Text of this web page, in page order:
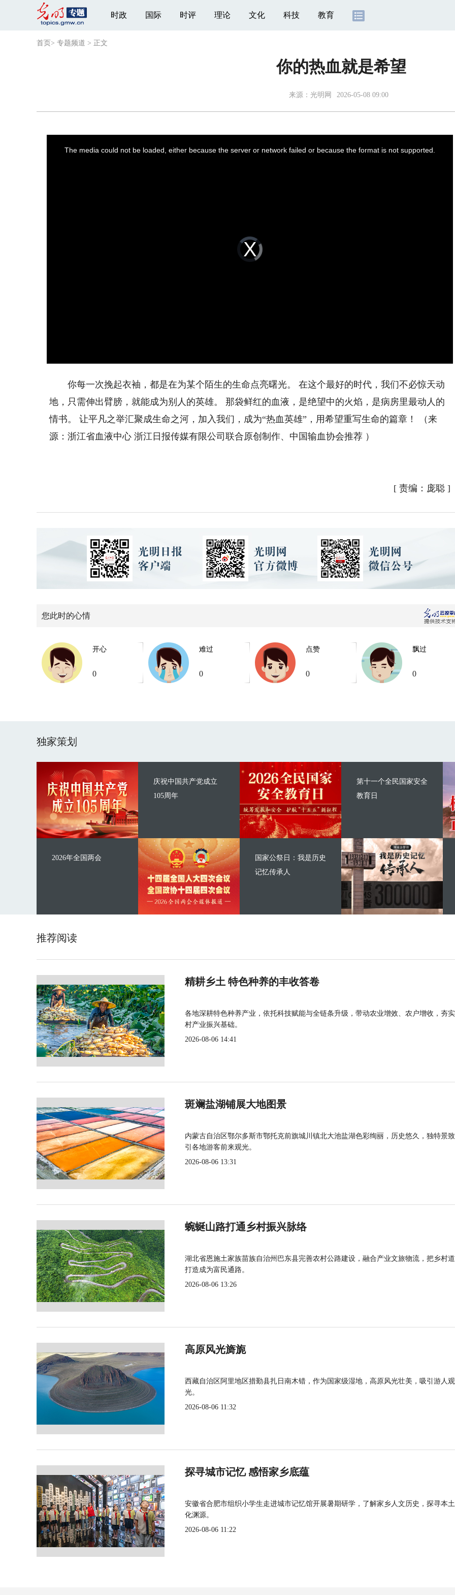
时政 国际 时评 理论 文化 科技 教育
首页 > 专题频道 > 正文
你的热血就是希望
来源： 光明网 2026-05-08 09:00
Video
Player
loading.
The media could not be loaded, either because the server or network failed or because the format is not supported.
你每一次挽起衣袖，都是在为某个陌生的生命点亮曙光。 在这个最好的时代，我们不必惊天动
地，只需伸出臂膀，就能成为别人的英雄。 那袋鲜红的血液，是绝望中的火焰，是病房里最动人的
情书。 让平凡之举汇聚成生命之河，加入我们，成为“热血英雄”，用希望重写生命的篇章！ （来
源：浙江省血液中心 浙江日报传媒有限公司联合原创制作、中国输血协会推荐 ）
[ 责编：庞聪 ]
您此时的心情
开心
0
难过
0
点赞
0
飘过
0
独家策划
庆祝中国共产党成立
105周年
2026年全国两会
第十一个全民国家安全
教育日
国家公祭日：我是历史
记忆传承人
推荐阅读
精耕乡土 特色种养的丰收答卷
各地深耕特色种养产业，依托科技赋能与全链条升级，带动农业增效、农户增收，夯
村产业振兴基础。
2026-08-06 14:41
斑斓盐湖铺展大地图景
内蒙古自治区鄂尔多斯市鄂托克前旗城川镇北大池盐湖色彩绚丽，历史悠久，独特景
引各地游客前来观光。
2026-08-06 13:31
蜿蜒山路打通乡村振兴脉络
湖北省恩施土家族苗族自治州巴东县完善农村公路建设，融合产业文旅物流，把乡村
打造成为富民通路。
2026-08-06 13:26
高原风光旖旎
西藏自治区阿里地区措勤县扎日南木错，作为国家级湿地，高原风光壮美，吸引游人观
光。
2026-08-06 11:32
探寻城市记忆 感悟家乡底蕴
安徽省合肥市组织小学生走进城市记忆馆开展暑期研学，了解家乡人文历史，探寻本
化渊源。
2026-08-06 11:22